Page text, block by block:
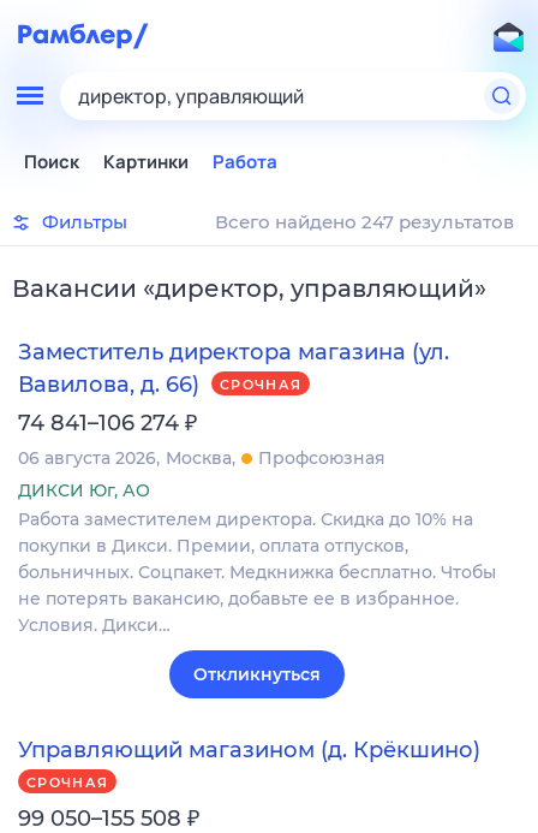
директор, управляющий
Поиск Картинки Работа
Фильтры Всего найдено 247 результатов
Вакансии «директор, управляющий»
Заместитель директора магазина (ул.
Вавилова, д. 66)
СРОЧНАЯ
74 841–106 274 ₽
06 августа 2026 Москва
Профсоюзная
ДИКСИ Юг, АО
Работа заместителем директора. Скидка до 10% на
покупки в Дикси. Премии, оплата отпусков,
больничных. Соцпакет. Медкнижка бесплатно. Чтобы
не потерять вакансию, добавьте ее в избранное.
Условия. Дикси…
Откликнуться
Управляющий магазином (д. Крёкшино)
СРОЧНАЯ
99 050–155 508 ₽